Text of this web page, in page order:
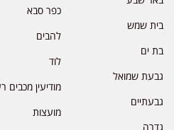
בית שמש
בת ים
גבעת שמואל
גבעתיים
גדרה
כפר סבא
להבים
לוד
מודיעין מכבים
מועצות